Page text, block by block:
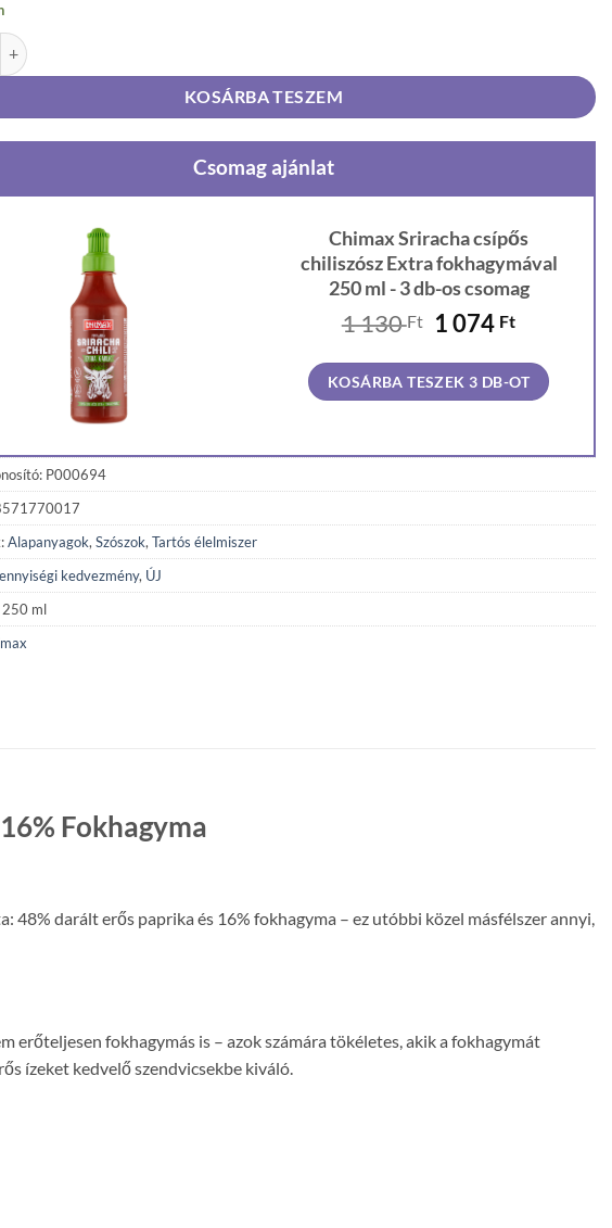
csípős chiliszósz Extra fokhagymával 250 ml mennyiség
KOSÁRBA TESZEM
Csomag ajánlat
Chimax Sriracha csípős
chiliszósz Extra fokhagymával
250 ml - 3 db-os csomag
1 130Ft
Original
was:
1
1 074 FtCurrent
is:
1
KOSÁRBA TESZEK 3 DB-OT
P000694
Alapanyagok, Szószok, Tartós élelmiszer
kedvezmény, ÚJ
250 ml
Fokhagyma
48% darált erős paprika és 16% fokhagyma – ez utóbbi közel másfélszer annyi,
erőteljesen fokhagymás is – azok számára tökéletes, akik a fokhagymát
ízeket kedvelő szendvicsekbe kiváló.